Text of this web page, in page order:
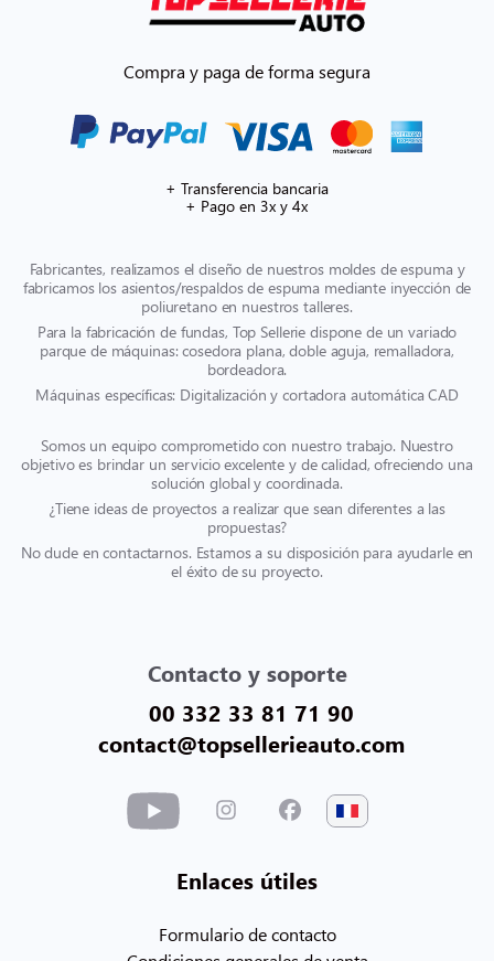
Compra y paga de forma segura
+ Transferencia bancaria
+ Pago en 3x y 4x
Fabricantes, realizamos el diseño de nuestros moldes de espuma y
fabricamos los asientos/respaldos de espuma mediante inyección de
poliuretano en nuestros talleres.
Para la fabricación de fundas, Top Sellerie dispone de un variado
parque de máquinas: cosedora plana, doble aguja, remalladora,
bordeadora.
Máquinas específicas: Digitalización y cortadora automática CAD
Somos un equipo comprometido con nuestro trabajo. Nuestro
objetivo es brindar un servicio excelente y de calidad, ofreciendo una
solución global y coordinada.
¿Tiene ideas de proyectos a realizar que sean diferentes a las
propuestas?
No dude en contactarnos. Estamos a su disposición para ayudarle en
el éxito de su proyecto.
Contacto y soporte
00 332 33 81 71 90
contact@topsellerieauto.com
Enlaces útiles
Formulario de contacto